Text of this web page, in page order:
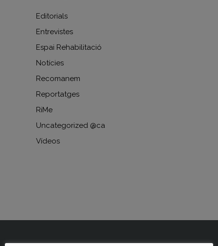
Editorials
Entrevistes
Espai Rehabilitació
Notícies
Recomanem
Reportatges
RiMe
Uncategorized @ca
Vídeos